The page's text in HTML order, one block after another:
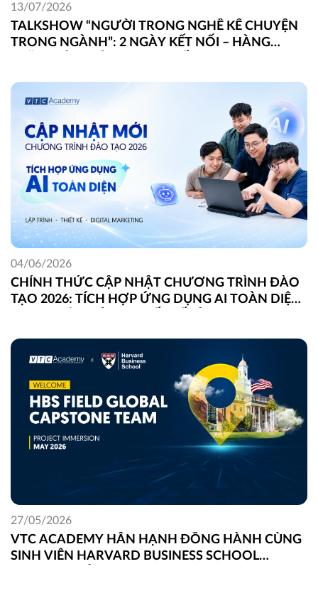
TALKSHOW “NGƯỜI TRONG NGHỀ KỂ CHUYỆN
TRONG NGÀNH”: 2 NGÀY KẾT NỐI – HÀNG
13/07/2026
CHÍNH THỨC CẬP NHẬT CHƯƠNG TRÌNH ĐÀO
TẠO 2026: TÍCH HỢP ỨNG DỤNG AI TOÀN DIỆN
04/06/2026
VTC ACADEMY HÂN HẠNH ĐỒNG HÀNH CÙNG
SINH VIÊN HARVARD BUSINESS SCHOOL
27/05/2026